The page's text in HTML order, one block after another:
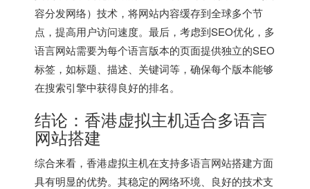
容分发网络）技术，将网站内容缓存到全球多个节
点，提高用户访问速度。最后，考虑到SEO优化，多
语言网站需要为每个语言版本的页面提供独立的SEO
标签，如标题、描述、关键词等，确保每个版本能够
在搜索引擎中获得良好的排名。
结论：香港虚拟主机适合多语言
网站搭建
综合来看，香港虚拟主机在支持多语言网站搭建方面
具有明显的优势。其稳定的网络环境、良好的技术支